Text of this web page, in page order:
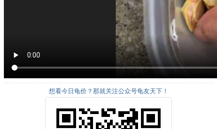
想看今日龟价？那就关注公众号龟友天下！